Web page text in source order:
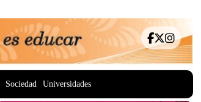
Sociedad Universidades